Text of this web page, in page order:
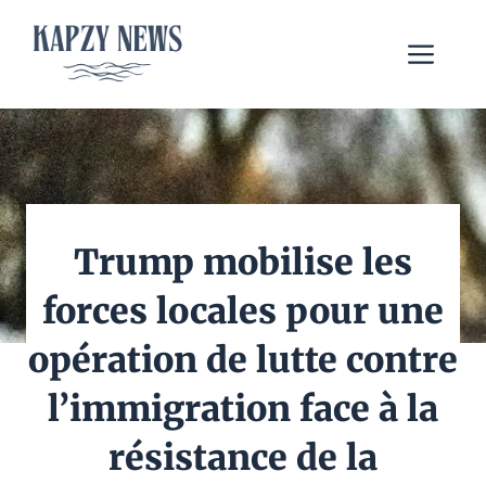
contenu
Trump mobilise les
forces locales pour une
opération de lutte contre
l’immigration face à la
résistance de la